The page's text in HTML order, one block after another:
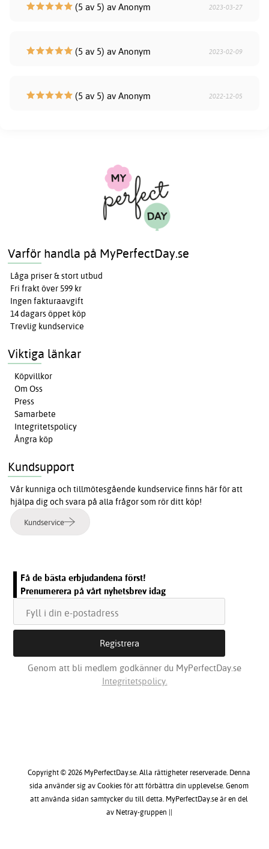
(5 av 5) av Anonym 2023-03-27
(5 av 5) av Anonym 2023-02-09
(5 av 5) av Anonym 2022-12-05
Varför handla på MyPerfectDay.se
Låga priser & stort utbud
Fri frakt över 599 kr
Ingen fakturaavgift
14 dagars öppet köp
Trevlig kundservice
Viktiga länkar
Köpvillkor
Om Oss
Press
Samarbete
Integritetspolicy
Ångra köp
Kundsupport
Vår kunniga och tillmötesgående kundservice finns här för att
hjälpa dig och svara på alla frågor som rör ditt köp!
Kundservice
Få de bästa erbjudandena först!
Prenumerera på vårt nyhetsbrev idag
Genom att bli medlem godkänner du MyPerfectDay.se
Integritetspolicy.
Copyright © 2026 MyPerfectDay.se. Alla rättigheter reserverade. Denna
sida använder sig av Cookies för att förbättra din upplevelse. Genom
att använda sidan samtycker du till detta. MyPerfectDay.se är en del
av Netray-gruppen ||